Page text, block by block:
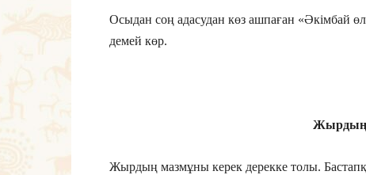
Осыдан соң адасудан көз ашпаған «Әкімбай
демей көр.
Жырдың
Жырдың мазмұны керек дерекке толы.